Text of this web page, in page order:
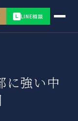
L LINE相談
に強い中